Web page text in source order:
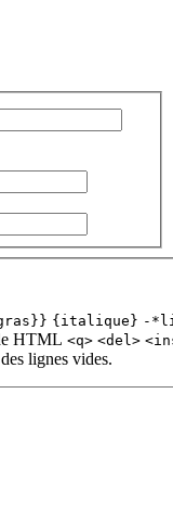
{italique} -
HTML <q> <del>
lignes vides.